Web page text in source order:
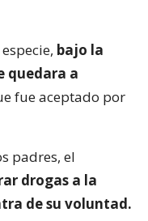
bajo la
quedara a
fue aceptado por
padres, el
drogas a la
de su voluntad.